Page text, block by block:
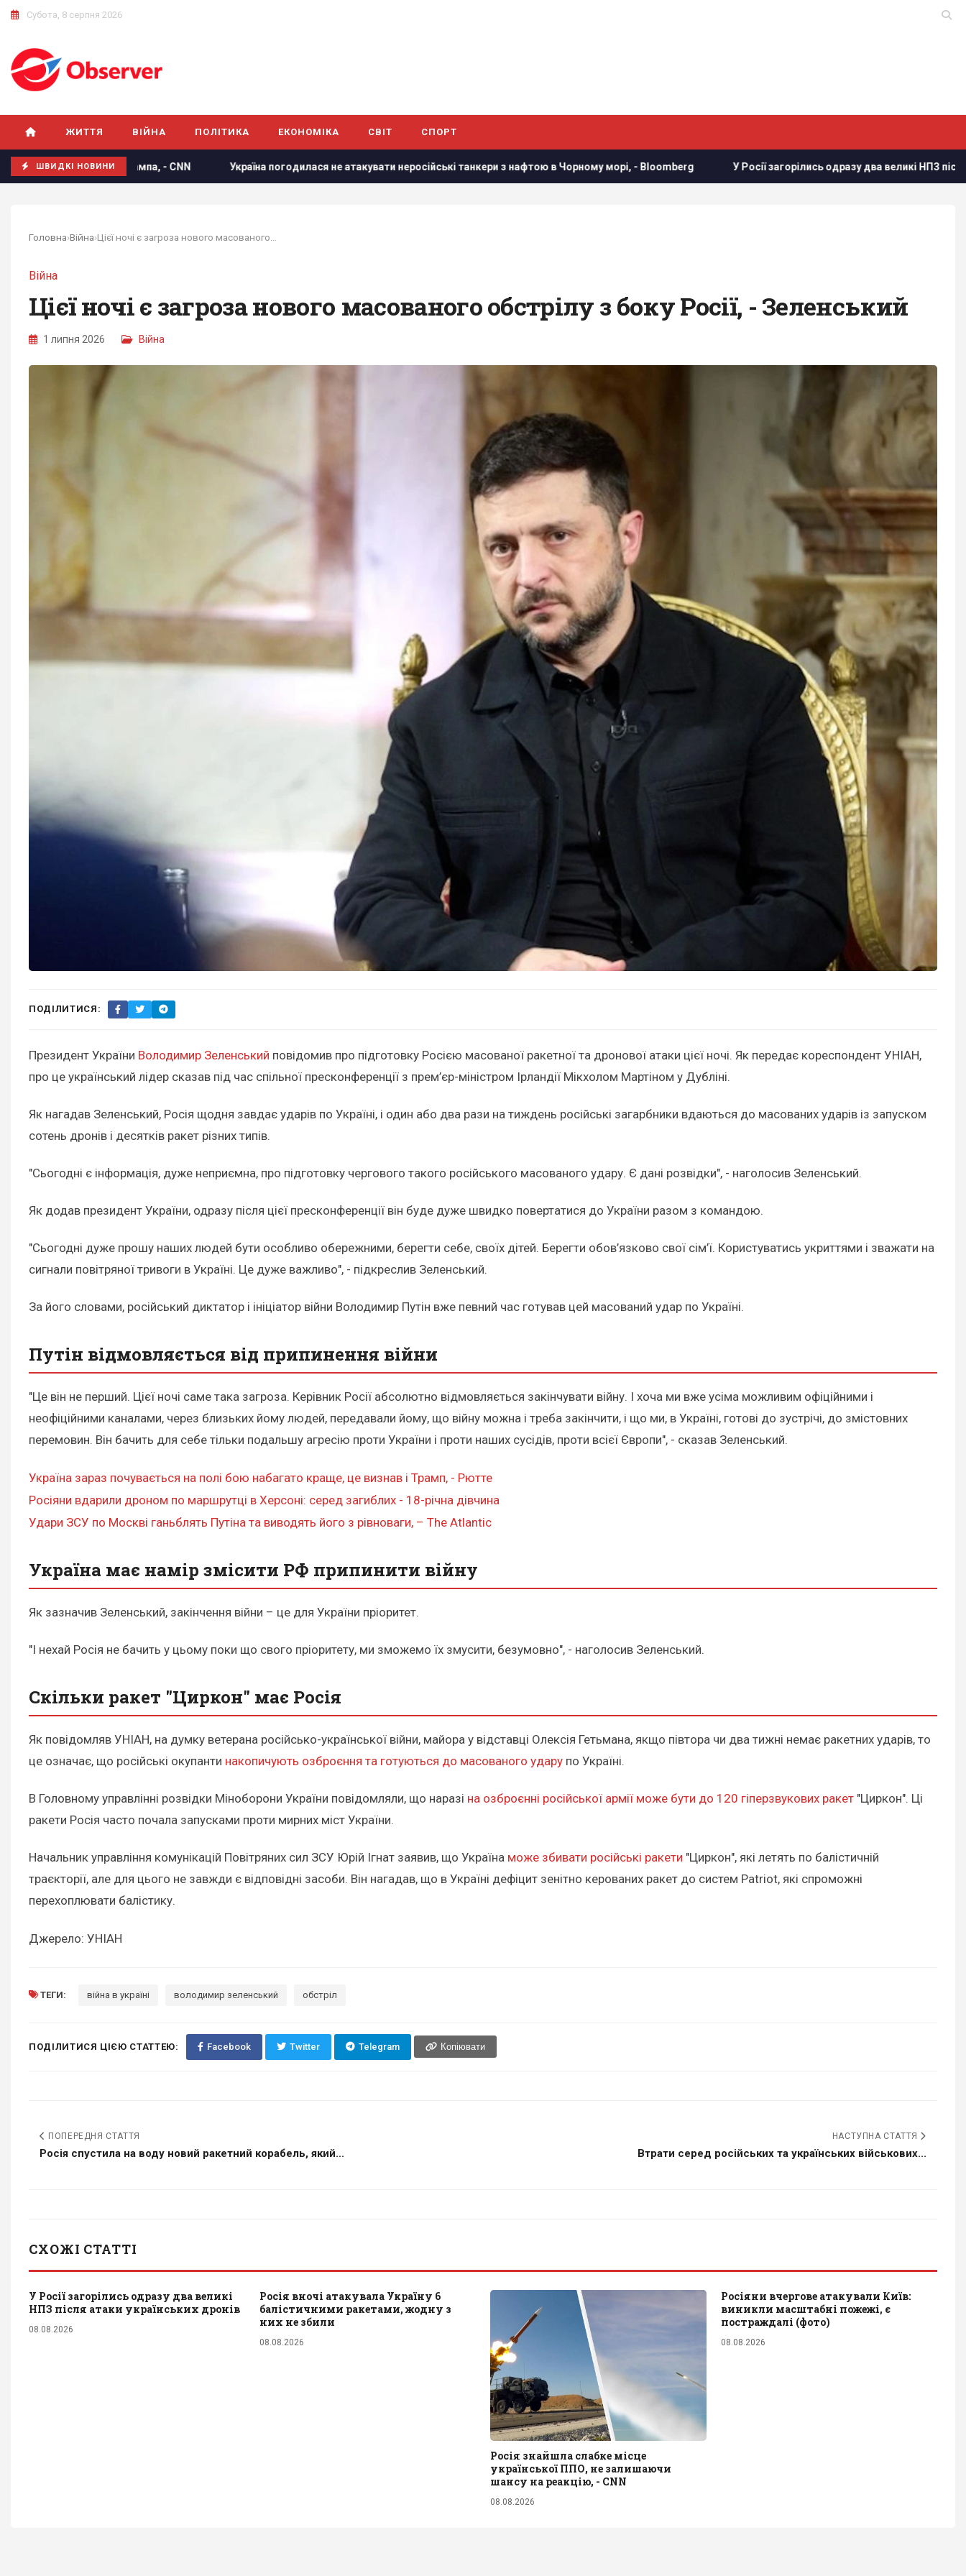
Субота, 8 серпня 2026
ЖИТТЯ ВІЙНА ПОЛІТИКА ЕКОНОМІКА СВІТ СПОРТ
ШВИДКІ НОВИНИ
Трампа, - CNN Україна погодилася не атакувати неросійські танкери з нафтою в Чорному морі, - Bloomberg У Росії загорілись одразу два великі НПЗ після атаки українських
Головна›Війна›
Війна
Цієї ночі є загроза нового масованого обстрілу з боку Росії, - Зеленський
1 липня 2026 Війна
ПОДІЛИТИСЯ:
Президент України Володимир Зеленський повідомив про підготовку Росією масованої ракетної та дронової атаки цієї ночі. Як передає кореспондент УНІАН,
про це український лідер сказав під час спільної пресконференції з прем’єр-міністром Ірландії Мікхолом Мартіном у Дубліні.
Як нагадав Зеленський, Росія щодня завдає ударів по Україні, і один або два рази на тиждень російські загарбники вдаються до масованих ударів із запуском
сотень дронів і десятків ракет різних типів.
"Сьогодні є інформація, дуже неприємна, про підготовку чергового такого російського масованого удару. Є дані розвідки", - наголосив Зеленський.
Як додав президент України, одразу після цієї пресконференції він буде дуже швидко повертатися до України разом з командою.
"Сьогодні дуже прошу наших людей бути особливо обережними, берегти себе, своїх дітей. Берегти обов’язково свої сім’ї. Користуватись укриттями і зважати на
сигнали повітряної тривоги в Україні. Це дуже важливо", - підкреслив Зеленський.
За його словами, російський диктатор і ініціатор війни Володимир Путін вже певний час готував цей масований удар по Україні.
Путін відмовляється від припинення війни
"Це він не перший. Цієї ночі саме така загроза. Керівник Росії абсолютно відмовляється закінчувати війну. І хоча ми вже усіма можливим офіційними і
неофіційними каналами, через близьких йому людей, передавали йому, що війну можна і треба закінчити, і що ми, в Україні, готові до зустрічі, до змістовних
перемовин. Він бачить для себе тільки подальшу агресію проти України і проти наших сусідів, проти всієї Європи", - сказав Зеленський.
Україна зараз почувається на полі бою набагато краще, це визнав і Трамп, - Рютте
Росіяни вдарили дроном по маршрутці в Херсоні: серед загиблих - 18-річна дівчина
Удари ЗСУ по Москві ганьблять Путіна та виводять його з рівноваги, – The Atlantic
Україна має намір змісити РФ припинити війну
Як зазначив Зеленський, закінчення війни – це для України пріоритет.
"І нехай Росія не бачить у цьому поки що свого пріоритету, ми зможемо їх змусити, безумовно", - наголосив Зеленський.
Скільки ракет "Циркон" має Росія
Як повідомляв УНІАН, на думку ветерана російсько-української війни, майора у відставці Олексія Гетьмана, якщо півтора чи два тижні немає ракетних ударів, то
це означає, що російські окупанти накопичують озброєння та готуються до масованого удару по Україні.
В Головному управлінні розвідки Міноборони України повідомляли, що наразі на озброєнні російської армії може бути до 120 гіперзвукових ракет "Циркон". Ці
ракети Росія часто почала запусками проти мирних міст України.
Начальник управління комунікацій Повітряних сил ЗСУ Юрій Ігнат заявив, що Україна може збивати російські ракети "Циркон", які летять по балістичній
траєкторії, але для цього не завжди є відповідні засоби. Він нагадав, що в Україні дефіцит зенітно керованих ракет до систем Patriot, які спроможні
перехоплювати балістику.
Джерело: УНІАН
ТЕГИ: війна в україні володимир зеленський обстріл
ПОДІЛИТИСЯ ЦІЄЮ СТАТТЕЮ: Facebook Twitter Telegram Копіювати
ПОПЕРЕДНЯ СТАТТЯ
Росія спустила на воду новий ракетний корабель, який...
НАСТУПНА СТАТТЯ
Втрати серед російських та українських військових...
СХОЖІ СТАТТІ
У Росії загорілись одразу два великі
НПЗ після атаки українських дронів
08.08.2026
Росія вночі атакувала Україну 6
балістичними ракетами, жодну з
них не збили
08.08.2026
Росія знайшла слабке місце
української ППО, не залишаючи
шансу на реакцію, - CNN
08.08.2026
Росіяни вчергове атакували Київ:
виникли масштабні пожежі, є
постраждалі (фото)
08.08.2026